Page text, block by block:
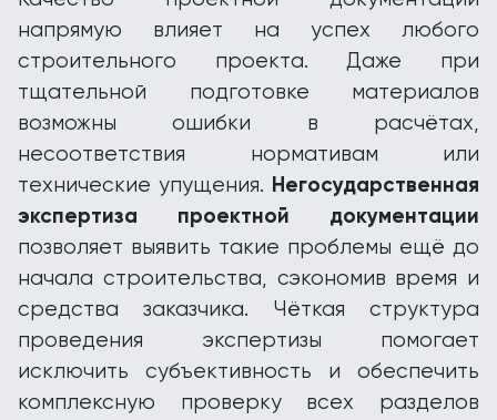
напрямую влияет на успех любого
строительного проекта. Даже при
тщательной подготовке материалов
возможны ошибки в расчётах,
несоответствия нормативам или
технические упущения. Негосударственная
экспертиза проектной документации
позволяет выявить такие проблемы ещё до
начала строительства, сэкономив время и
средства заказчика. Чёткая структура
проведения экспертизы помогает
исключить субъективность и обеспечить
комплексную проверку всех разделов